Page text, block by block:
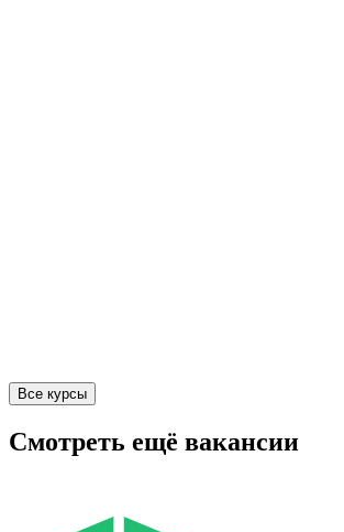
Все курсы
Смотреть ещё вакансии